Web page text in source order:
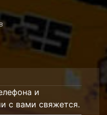
и
с вами свяжется.